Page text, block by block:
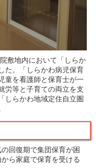
敷地内において「しらか
た。「しらかわ病児保育
童を看護師と保育士が一
労等と子育ての両立を支
しらかわ地域定住自立圏
復期で集団保育が困
ら家庭で保育を受ける